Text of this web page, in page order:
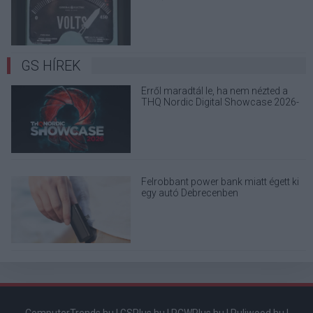
GS HÍREK
Erről maradtál le, ha nem nézted a
THQ Nordic Digital Showcase 2026-
Felrobbant power bank miatt égett ki
egy autó Debrecenben